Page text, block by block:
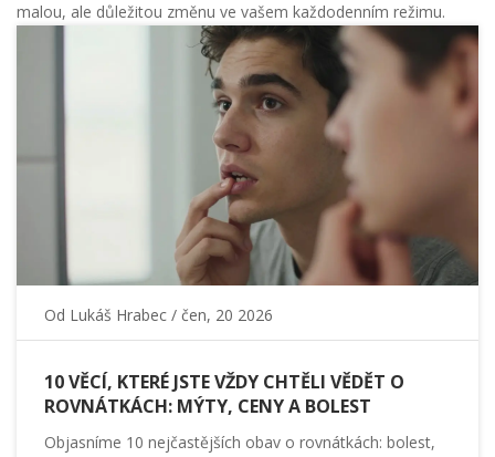
malou, ale důležitou změnu ve vašem každodenním režimu.
Od Lukáš Hrabec / čen, 20 2026
10 VĚCÍ, KTERÉ JSTE VŽDY CHTĚLI VĚDĚT O
ROVNÁTKÁCH: MÝTY, CENY A BOLEST
Objasníme 10 nejčastějších obav o rovnátkách: bolest,